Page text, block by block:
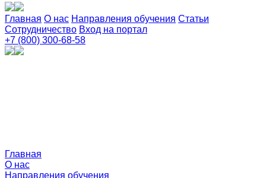
Главная О нас Направления обучения Статьи
Сотрудничество Вход на портал
+7 (800) 300-68-58
Главная
О нас
Направления обучения